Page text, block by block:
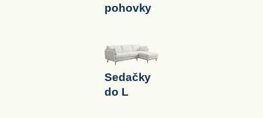
pohovky
Sedačky
do L